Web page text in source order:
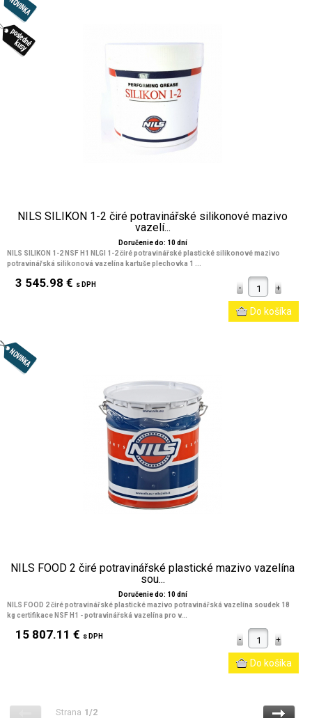
NILS SILIKON 1-2 čiré potravinářské silikonové mazivo
vazelí...
Doručenie do: 10 dní
NILS SILIKON 1-2 NSF H1 NLGI 1-2 čiré potravinářské plastické silikonové mazivo
potravinářská silikonová vazelína kartuše plechovka 1 ...
3 545.98 € s DPH
NILS FOOD 2 čiré potravinářské plastické mazivo vazelína
sou...
Doručenie do: 10 dní
NILS FOOD 2 čiré potravinářské plastické mazivo potravinářská vazelína soudek 18
kg certifikace NSF H1 - potravinářská vazelína pro v...
15 807.11 € s DPH
Strana 1/2